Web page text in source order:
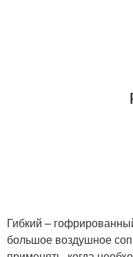
Гибкий –
большое воздушное